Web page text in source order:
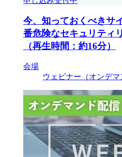
今、知っておくべき
番危険なセキュリティ
（再生時間：約16分）
会場
ウェビナー（オンデマ